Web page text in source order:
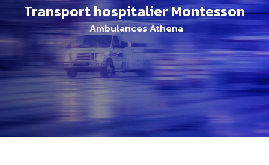
transport hospitalier Montesson
Ambulances Athena